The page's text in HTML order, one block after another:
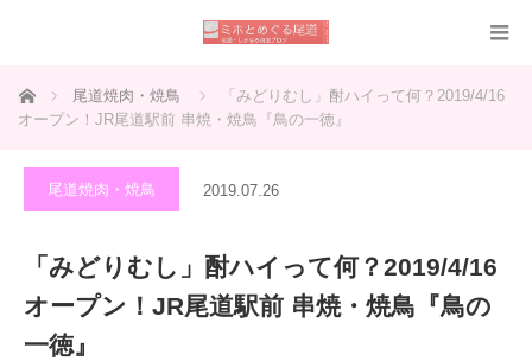
ホーム 尾道焼肉・焼鳥
「みどりむし」酎ハイって何？2019/4/16
オープン！JR尾道駅前 串焼・焼鳥『鳥の一徳』
尾道焼肉・焼鳥 2019.07.26
「みどりむし」酎ハイって何？2019/4/16
オープン！JR尾道駅前 串焼・焼鳥『鳥の
一徳』